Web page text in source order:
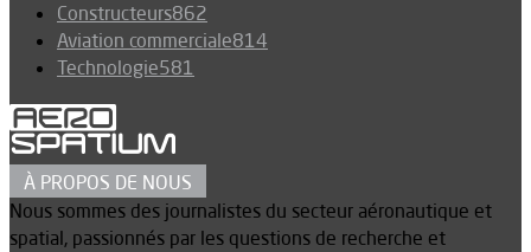
Constructeurs862
Aviation commerciale814
Technologie581
À PROPOS DE NOUS
Nous sommes des journalistes du secteur aéronautique et
spatial, passionnés par les questions de recherche et